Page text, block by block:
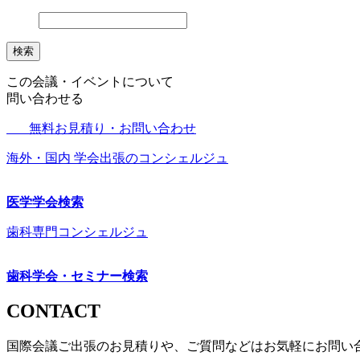
検索
この会議・イベントについて
問い合わせる
無料お見積り・お問い合わせ
海外・国内 学会出張のコンシェルジュ
医学学会検索
歯科専門コンシェルジュ
歯科学会・セミナー検索
CONTACT
国際会議ご出張のお見積りや、ご質問などはお気軽にお問い